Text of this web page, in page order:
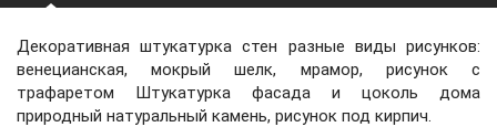
Декоративная штукатурка стен разные виды рисунков:
венецианская, мокрый шелк, мрамор, рисунок с
трафаретом Штукатурка фасада и цоколь дома
природный натуральный камень, рисунок под кирпич.